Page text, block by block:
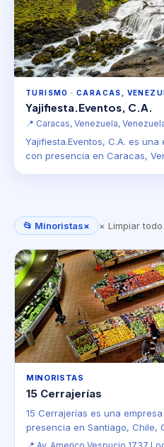
TURISMO · CARACAS,
Yajifiesta.Eventos, C.A.
📍 Caracas, Venezuela,
Yajifiesta.Eventos, C.A. es
con presencia en Caracas,
📂 Minoristas× × Limpiar todo
MINORISTAS
15 Cerrajerías
15 Cerrajerías es una
presencia en Santiago, Chile,